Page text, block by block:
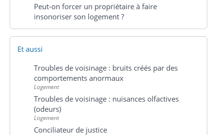
Peut-on forcer un propriétaire à faire
insonoriser son logement ?
Et aussi
Troubles de voisinage : bruits créés par des
comportements anormaux
Logement
Troubles de voisinage : nuisances olfactives
(odeurs)
Logement
Conciliateur de justice